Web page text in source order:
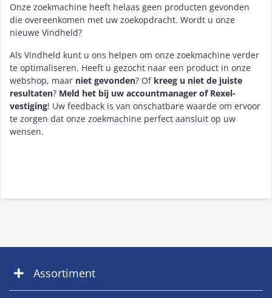
Onze zoekmachine heeft helaas geen producten gevonden
die overeenkomen met uw zoekopdracht. Wordt u onze
nieuwe Vindheld?
Als Vindheld kunt u ons helpen om onze zoekmachine verder
te optimaliseren. Heeft u gezocht naar een product in onze
webshop, maar niet gevonden? Of kreeg u niet de juiste
resultaten? Meld het bij uw accountmanager of Rexel-
vestiging! Uw feedback is van onschatbare waarde om ervoor
te zorgen dat onze zoekmachine perfect aansluit op uw
wensen.
Assortiment